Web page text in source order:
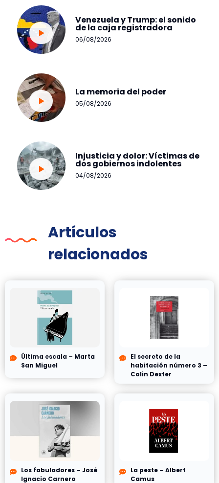
Venezuela y Trump: el sonido
de la caja registradora
06/08/2026
La memoria del poder
05/08/2026
Injusticia y dolor: Víctimas de
dos gobiernos indolentes
04/08/2026
Artículos
relacionados
Última escala – Marta
San Miguel
El secreto de la
habitación número 3 –
Colin Dexter
Los fabuladores – José
Ignacio Carnero
La peste – Albert
Camus